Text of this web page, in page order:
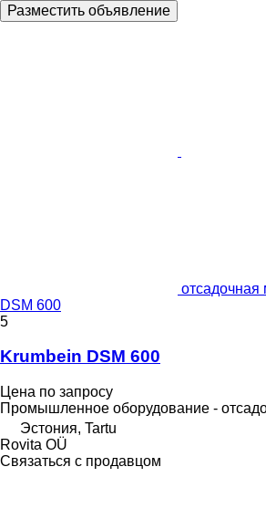
Разместить объявление
DSM 600
5
Krumbein DSM 600
Цена по запросу
Промышленное оборудование -
Эстония, Tartu
Rovita OÜ
Связаться с продавцом